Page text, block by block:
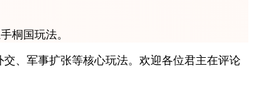
桐国玩法。
、军事扩张等核心玩法。欢迎各位君主在评论